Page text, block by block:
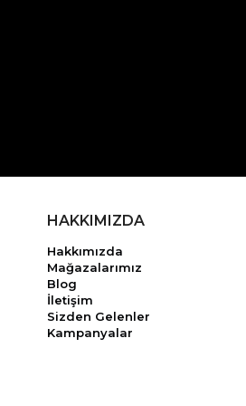
HAKKIMIZDA
Hakkımızda
Mağazalarımız
Blog
İletişim
Sizden Gelenler
Kampanyalar